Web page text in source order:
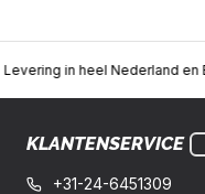
heel Nederland en België
KLANTENSERVICE
+31-24-6451309